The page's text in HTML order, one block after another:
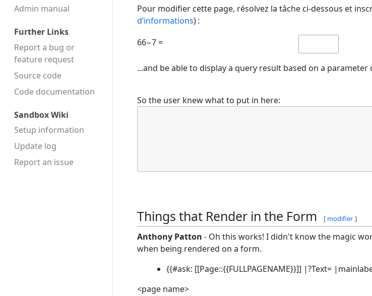
Admin manual
Further Links
Report a bug or
feature request
Source code
Code docu­mentation
Sandbox Wiki
Setup information
Update log
Report an issue
Pour modifier cette page, résolvez la tâche ci-dessous et
d’informations) :
66−7 =
...and be able to display a query result based on a
So the user knew what to put in here:
Things that Render in the Form [ modifier ]
Anthony Patton - Oh this works! I didn't know the magic
when being rendered on a form.
{{#ask: [[Page::{{FULLPAGENAME}}]] |?Text=
<page name>